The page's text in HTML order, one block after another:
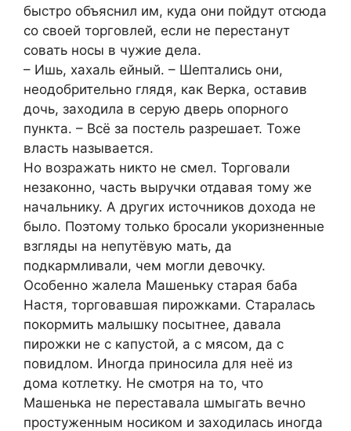
быстро объяснил им, куда они пойдут отсюда
со своей торговлей, если не перестанут
совать носы в чужие дела.
– Ишь, хахаль ейный. – Шептались они,
неодобрительно глядя, как Верка, оставив
дочь, заходила в серую дверь опорного
пункта. – Всё за постель разрешает. Тоже
власть называется.
Но возражать никто не смел. Торговали
незаконно, часть выручки отдавая тому же
начальнику. А других источников дохода не
было. Поэтому только бросали укоризненные
взгляды на непутёвую мать, да
подкармливали, чем могли девочку.
Особенно жалела Машеньку старая баба
Настя, торговавшая пирожками. Старалась
покормить малышку посытнее, давала
пирожки не с капустой, а с мясом, да с
повидлом. Иногда приносила для неё из
дома котлетку. Не смотря на то, что
Машенька не переставала шмыгать вечно
простуженным носиком и заходилась иногда